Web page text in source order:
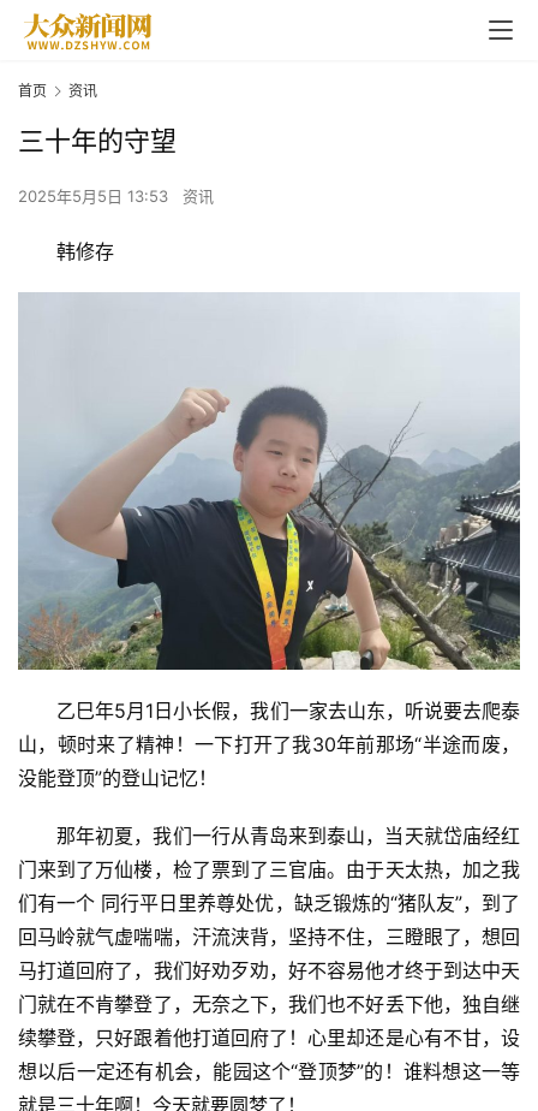
首页 资讯
三十年的守望
2025年5月5日 13:53 资讯
韩修存
乙巳年5月1日小长假，我们一家去山东，听说要去爬泰
山，顿时来了精神！一下打开了我30年前那场“半途而废，
没能登顶”的登山记忆！
那年初夏，我们一行从青岛来到泰山，当天就岱庙经红
门来到了万仙楼，检了票到了三官庙。由于天太热，加之我
们有一个 同行平日里养尊处优，缺乏锻炼的“猪队友”，到了
回马岭就气虚喘喘，汗流浃背，坚持不住，三瞪眼了，想回
马打道回府了，我们好劝歹劝，好不容易他才终于到达中天
门就在不肯攀登了，无奈之下，我们也不好丢下他，独自继
续攀登，只好跟着他打道回府了！心里却还是心有不甘，设
想以后一定还有机会，能园这个“登顶梦”的！谁料想这一等
就是三十年啊！今天就要圆梦了！